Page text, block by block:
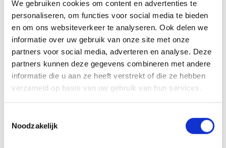
We gebruiken cookies om content en advertenties te
personaliseren, om functies voor social media te bieden
en om ons websiteverkeer te analyseren. Ook delen we
informatie over uw gebruik van onze site met onze
partners voor social media, adverteren en analyse. Deze
partners kunnen deze gegevens combineren met andere
informatie die u aan ze heeft verstrekt of die ze hebben
verzameld op basis van uw gebruik van hun services.
Noodzakelijk
RECEPTEN EN TIPS
VAN ONZE GRILL MASTERS
MEER INFORMATIE